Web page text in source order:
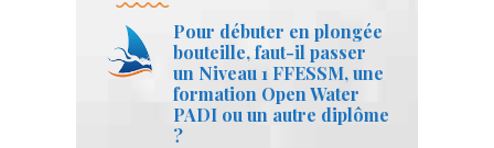
Pour débuter en plongée
bouteille, faut-il passer
un Niveau 1 FFESSM, une
formation Open Water
PADI ou un autre diplôme
?